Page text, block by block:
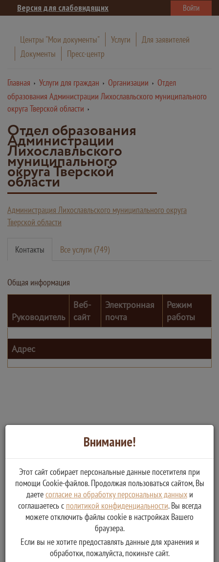
Версия для слабовидящих Войти
Центры "Мои документы" Услуги
Для заявителей
Документы
Пресс-центр
Главная Услуги для граждан Организации
Отдел
образования Администрации Лихославльского муниципального
округа Тверской области
Отдел образования
Администрации
Лихославльского
муниципального
округа Тверской
области
Администрация Лихославльского муниципального округа
Тверской области
Контакты Все услуги (749)
Общая информация
Руководитель
Веб-
сайт
Электронная
почта
Режим
работы
Адрес
Внимание!
Этот сайт собирает персональные данные посетителя при
помощи Cookie-файлов. Продолжая пользоваться сайтом, Вы
даетесогласие на обработку персональных данныхи
соглашаетесь с политикой конфиденциальности. Вы всегда
можете отключить файлы cookie в настройках Вашего
браузера.
Если вы не хотите предоставлять данные для хранения и
обработки, пожалуйста, покиньте сайт.